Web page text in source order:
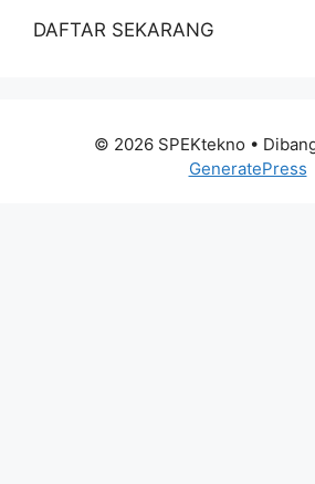
DAFTAR SEKARANG
© 2026 SPEKtekno •
GeneratePress